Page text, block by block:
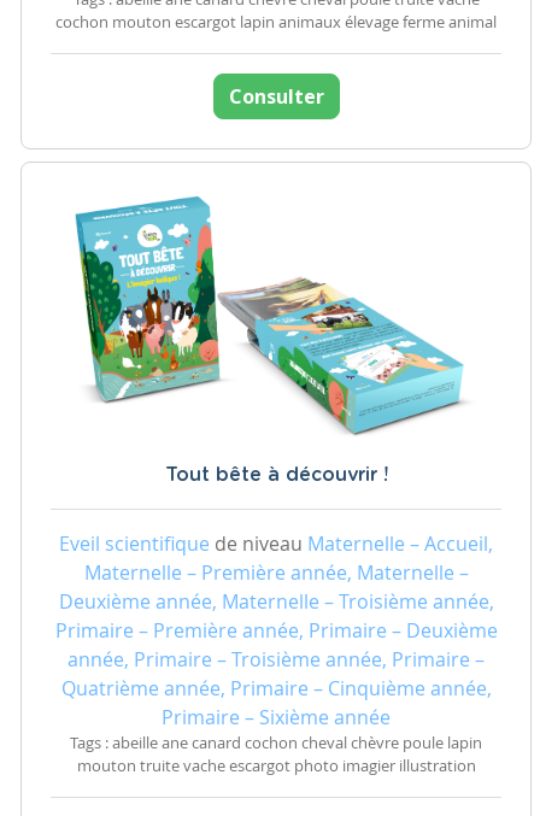
cochon mouton escargot lapin animaux élevage ferme animal
Consulter
Tout bête à découvrir !
Eveil scientifique de niveau Maternelle – Accueil,
Maternelle – Première année, Maternelle –
Deuxième année, Maternelle – Troisième année,
Primaire – Première année, Primaire – Deuxième
année, Primaire – Troisième année, Primaire –
Quatrième année, Primaire – Cinquième année,
Primaire – Sixième année
Tags : abeille ane canard cochon cheval chèvre poule lapin
mouton truite vache escargot photo imagier illustration